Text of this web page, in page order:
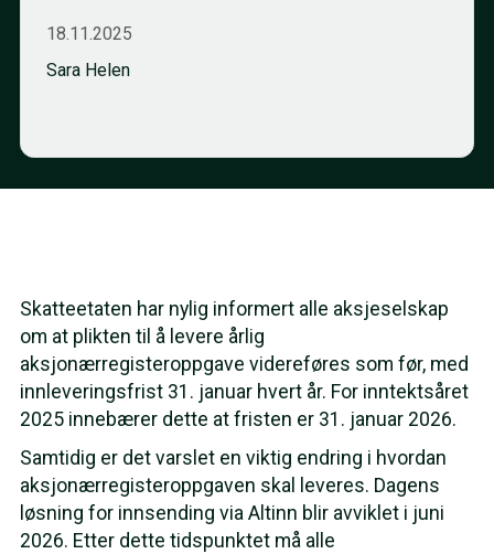
18.11.2025
Sara Helen
Skatteetaten har nylig informert alle aksjeselskap
om at plikten til å levere årlig
aksjonærregisteroppgave videreføres som før, med
innleveringsfrist 31. januar hvert år. For inntektsåret
2025 innebærer dette at fristen er 31. januar 2026.
Samtidig er det varslet en viktig endring i hvordan
aksjonærregisteroppgaven skal leveres. Dagens
løsning for innsending via Altinn blir avviklet i juni
2026. Etter dette tidspunktet må alle